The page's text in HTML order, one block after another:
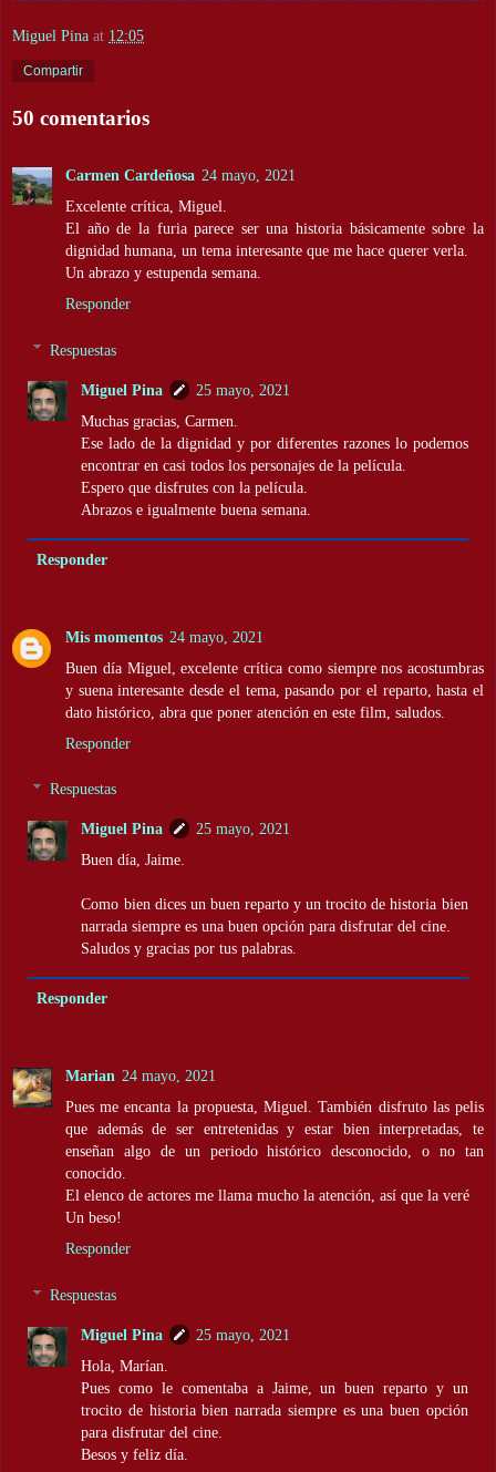
Miguel Pina at 12:05
Compartir
50 comentarios
Carmen Cardeñosa 24 mayo, 2021
Excelente crítica, Miguel.
El año de la furia parece ser una historia básicamente sobre la
dignidad humana, un tema interesante que me hace querer verla.
Un abrazo y estupenda semana.
Responder
Respuestas
Miguel Pina
25 mayo, 2021
Muchas gracias, Carmen.
Ese lado de la dignidad y por diferentes razones lo podemos
encontrar en casi todos los personajes de la película.
Espero que disfrutes con la película.
Abrazos e igualmente buena semana.
Responder
Mis momentos 24 mayo, 2021
Buen día Miguel, excelente crítica como siempre nos acostumbras
y suena interesante desde el tema, pasando por el reparto, hasta el
dato histórico, abra que poner atención en este film, saludos.
Responder
Respuestas
Miguel Pina
25 mayo, 2021
Buen día, Jaime.
Como bien dices un buen reparto y un trocito de historia bien
narrada siempre es una buen opción para disfrutar del cine.
Saludos y gracias por tus palabras.
Responder
Marian 24 mayo, 2021
Pues me encanta la propuesta, Miguel. También disfruto las pelis
que además de ser entretenidas y estar bien interpretadas, te
enseñan algo de un periodo histórico desconocido, o no tan
conocido.
El elenco de actores me llama mucho la atención, así que la veré
Un beso!
Responder
Respuestas
Miguel Pina
25 mayo, 2021
Hola, Marían.
Pues como le comentaba a Jaime, un buen reparto y un
trocito de historia bien narrada siempre es una buen opción
para disfrutar del cine.
Besos y feliz día.